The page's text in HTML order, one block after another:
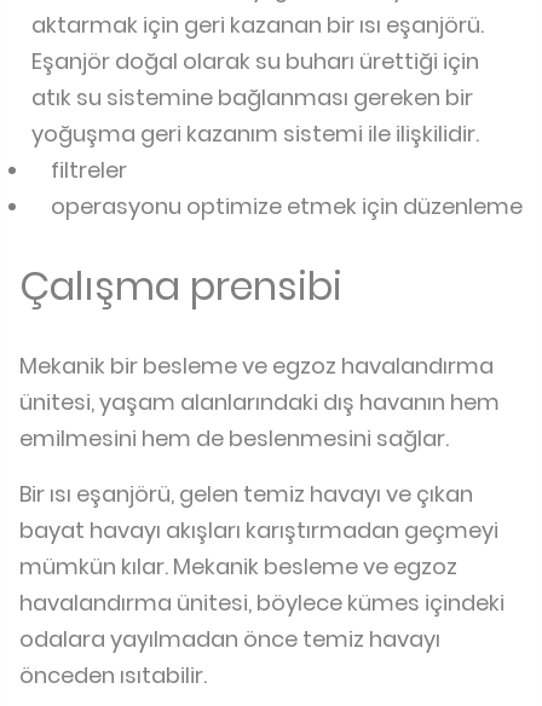
aktarmak için geri kazanan bir ısı eşanjörü.
Eşanjör doğal olarak su buharı ürettiği için
atık su sistemine bağlanması gereken bir
yoğuşma geri kazanım sistemi ile ilişkilidir.
filtreler
operasyonu optimize etmek için düzenleme
Çalışma prensibi
Mekanik bir besleme ve egzoz havalandırma
ünitesi, yaşam alanlarındaki dış havanın hem
emilmesini hem de beslenmesini sağlar.
Bir ısı eşanjörü, gelen temiz havayı ve çıkan
bayat havayı akışları karıştırmadan geçmeyi
mümkün kılar. Mekanik besleme ve egzoz
havalandırma ünitesi, böylece kümes içindeki
odalara yayılmadan önce temiz havayı
önceden ısıtabilir.